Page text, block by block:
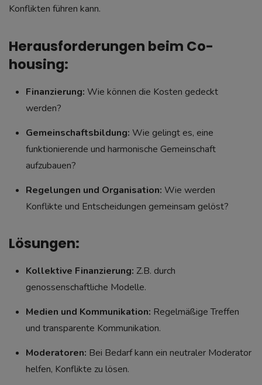
Konflikten führen kann.
Herausforderungen beim Co-
housing:
Finanzierung: Wie können die Kosten gedeckt
werden?
Gemeinschaftsbildung: Wie gelingt es, eine
funktionierende und harmonische Gemeinschaft
aufzubauen?
Regelungen und Organisation: Wie werden
Konflikte und Entscheidungen gemeinsam gelöst?
Lösungen:
Kollektive Finanzierung: Z.B. durch
genossenschaftliche Modelle.
Medien und Kommunikation: Regelmäßige Treffen
und transparente Kommunikation.
Moderatoren: Bei Bedarf kann ein neutraler Moderator
helfen, Konflikte zu lösen.